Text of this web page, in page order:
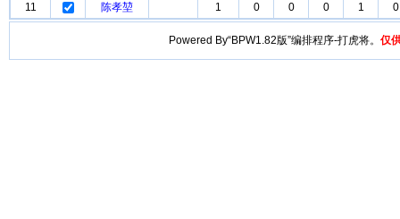
11
陈孝堃 1 0 0 0 1 0
Powered By“BPW1.82版”编排程序-打虎将。 仅